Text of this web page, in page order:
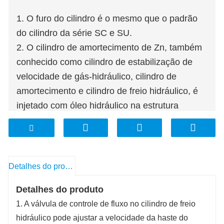
1. O furo do cilindro é o mesmo que o padrão
do cilindro da série SC e SU.
2. O cilindro de amortecimento de Zn, também
conhecido como cilindro de estabilização de
velocidade de gás-hidráulico, cilindro de
amortecimento e cilindro de freio hidráulico, é
injetado com óleo hidráulico na estrutura
interna do cilindro, usando a estrutura ajustável
de amortecimento de óleo interno, a extensão
Ajustável, respectivamente, equilíbrio de
confiável, de modo a alcançar o movimento de
velocidade uniforme do cilindro, Nenhum
grande impacto do cilindro.
Detalhes do produto
Detalhes do produto
1. A válvula de controle de fluxo no cilindro de freio
hidráulico pode ajustar a velocidade da haste do